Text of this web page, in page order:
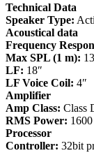
Technical Data
Speaker Type:
Acoustical data
Frequency
Max SPL (1 m):
LF: 18″
LF Voice Coil: 4″
Amplifier
Amp Class: Class
RMS Power:
Processor
Controller: 32bit